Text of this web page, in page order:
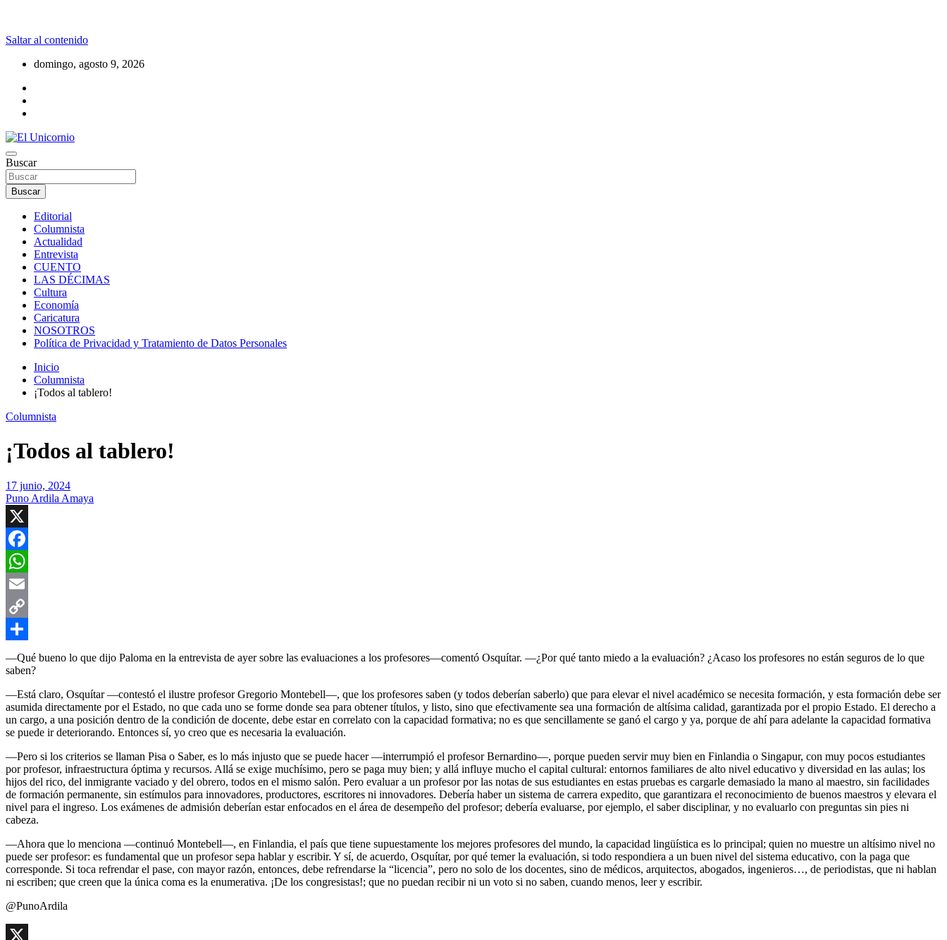
Saltar al contenido
domingo, agosto 9, 2026
El Unicornio
La realidad supera la fantasía
Buscar
Buscar
Editorial
Columnista
Actualidad
Entrevista
CUENTO
LAS DÉCIMAS
Cultura
Economía
Caricatura
NOSOTROS
Política de Privacidad y Tratamiento de Datos Personales
Inicio
Columnista
¡Todos al tablero!
Columnista
¡Todos al tablero!
17 junio, 2024
Puno Ardila Amaya
X
Facebook
WhatsApp
Email
Copy
Link
Compartir
—Qué bueno lo que dijo Paloma en la entrevista de ayer sobre las evaluaciones a los profesores—comentó Osquítar. —¿Por qué tanto miedo a la evaluación? ¿Acaso los profesores no están seguros de lo que
saben?
—Está claro, Osquítar —contestó el ilustre profesor Gregorio Montebell—, que los profesores saben (y todos deberían saberlo) que para elevar el nivel académico se necesita formación, y esta formación debe ser
asumida directamente por el Estado, no que cada uno se forme donde sea para obtener títulos, y listo, sino que efectivamente sea una formación de altísima calidad, garantizada por el propio Estado. El derecho a
un cargo, a una posición dentro de la condición de docente, debe estar en correlato con la capacidad formativa; no es que sencillamente se ganó el cargo y ya, porque de ahí para adelante la capacidad formativa
se puede ir deteriorando. Entonces sí, yo creo que es necesaria la evaluación.
—Pero si los criterios se llaman Pisa o Saber, es lo más injusto que se puede hacer —interrumpió el profesor Bernardino—, porque pueden servir muy bien en Finlandia o Singapur, con muy pocos estudiantes
por profesor, infraestructura óptima y recursos. Allá se exige muchísimo, pero se paga muy bien; y allá influye mucho el capital cultural: entornos familiares de alto nivel educativo y diversidad en las aulas; los
hijos del rico, del inmigrante vaciado y del obrero, todos en el mismo salón. Pero evaluar a un profesor por las notas de sus estudiantes en estas pruebas es cargarle demasiado la mano al maestro, sin facilidades
de formación permanente, sin estímulos para innovadores, productores, escritores ni innovadores. Debería haber un sistema de carrera expedito, que garantizara el reconocimiento de buenos maestros y elevara el
nivel para el ingreso. Los exámenes de admisión deberían estar enfocados en el área de desempeño del profesor; debería evaluarse, por ejemplo, el saber disciplinar, y no evaluarlo con preguntas sin pies ni
cabeza.
—Ahora que lo menciona —continuó Montebell—, en Finlandia, el país que tiene supuestamente los mejores profesores del mundo, la capacidad lingüística es lo principal; quien no muestre un altísimo nivel no
puede ser profesor: es fundamental que un profesor sepa hablar y escribir. Y sí, de acuerdo, Osquítar, por qué temer la evaluación, si todo respondiera a un buen nivel del sistema educativo, con la paga que
corresponde. Si toca refrendar el pase, con mayor razón, entonces, debe refrendarse la “licencia”, pero no solo de los docentes, sino de médicos, arquitectos, abogados, ingenieros…, de periodistas, que ni hablan
ni escriben; que creen que la única coma es la enumerativa. ¡De los congresistas!; que no puedan recibir ni un voto si no saben, cuando menos, leer y escribir.
@PunoArdila